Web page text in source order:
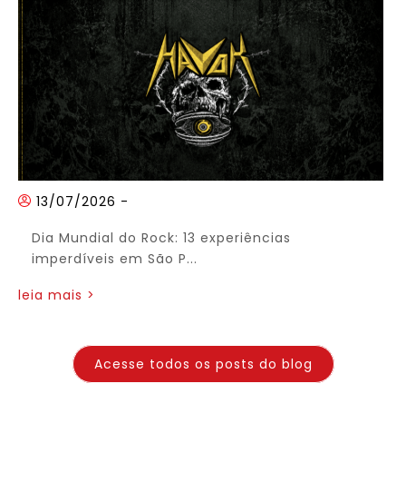
13/07/2026 -
Dia Mundial do Rock: 13 experiências
imperdíveis em São P...
leia mais >
Acesse todos os posts do blog